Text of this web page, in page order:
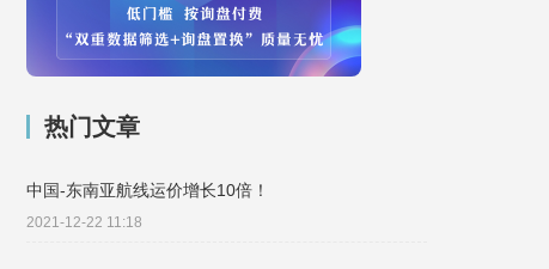
热门文章
中国-东南亚航线运价增长10倍！
2021-12-22 11:18